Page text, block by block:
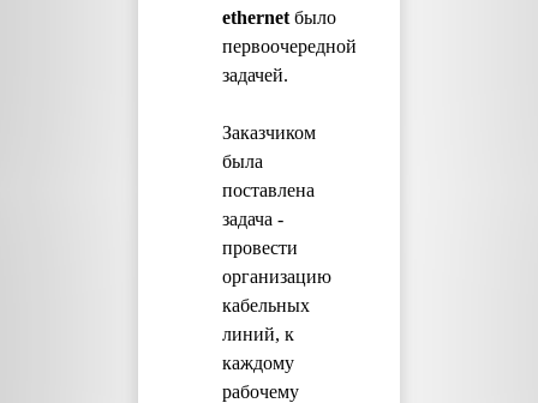
ethernet было
первоочередной
задачей.
Заказчиком
была
поставлена
задача -
провести
организацию
кабельных
линий, к
каждому
рабочему